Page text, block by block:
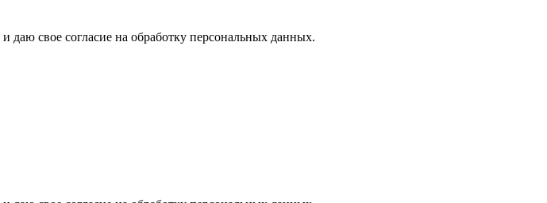
и даю свое согласие на обработку персональных данных.